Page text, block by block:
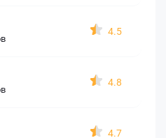
4.5
4.8
4.7